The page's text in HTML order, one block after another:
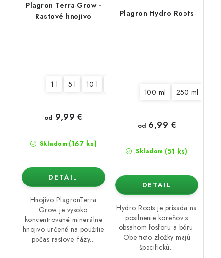
Plagron Terra Grow -
Rastové hnojivo
1 l 5 l 10 l
Skladom (167 ks)
od 9,99 €
DETAIL
Hnojivo PlagronTerra
Grow je vysoko
koncentrované minerálne
hnojivo určené na použitie
počas rastovej fázy...
Plagron Hydro Roots
100 ml 250 ml
Skladom (51 ks)
od 6,99 €
DETAIL
Hydro Roots je prísada na
posilnenie koreňov s
obsahom fosforu a bóru.
Obe tieto zložky majú
špecifickú...